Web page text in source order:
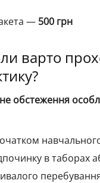
— 500 грн
варто
обстеження
в таборах